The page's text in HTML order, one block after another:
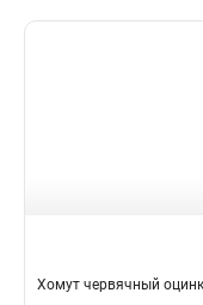
Хомут червячный